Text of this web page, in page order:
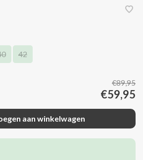
42
€89,95
€59,95
aan winkelwagen